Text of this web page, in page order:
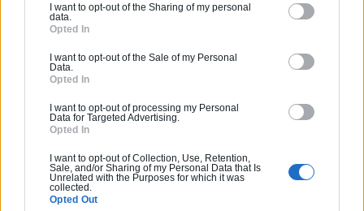
I want to opt-out of the Sharing of my personal
data.
Opted In
I want to opt-out of the Sale of my Personal
Data.
Opted In
I want to opt-out of processing my Personal
Data for Targeted Advertising.
Opted In
I want to opt-out of Collection, Use, Retention,
Sale, and/or Sharing of my Personal Data that Is
Unrelated with the Purposes for which it was
collected.
Opted Out
PARTAGER SUR